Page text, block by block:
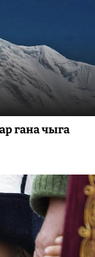
гана чыга